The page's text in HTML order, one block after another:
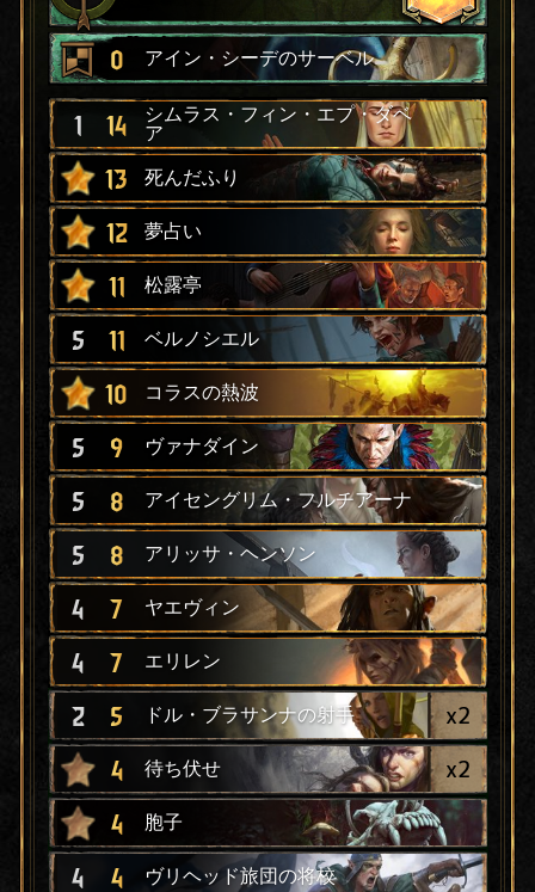
0 アイン・シーデのサーベル
1 14
シムラス・フィン・エプ・ダベ
ア
13 死んだふり
12 夢占い
11 松露亭
5 11 ベルノシエル
10 コラスの熱波
5 9 ヴァナダイン
5 8 アイセングリム・フルチアーナ
5 8 アリッサ・ヘンソン
4 7 ヤエヴィン
4 7 エリレン
2 5 ドル・ブラサンナの射手 x2
4 待ち伏せ x2
4 胞子
4 4 ヴリヘッド旅団の将校